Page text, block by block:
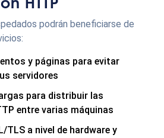
podrán beneficiarse de
y páginas para evitar
servidores
para distribuir las
entre varias máquinas
TLS a nivel de hardware y